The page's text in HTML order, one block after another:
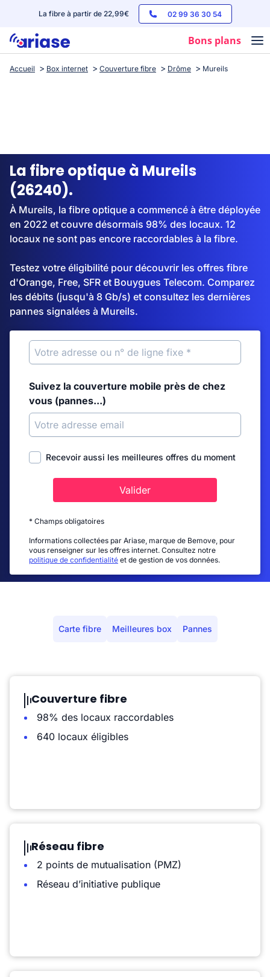
La fibre à partir de 22,99€ 02 99 36 30 54
Bons plans
Box internet
Streaming
Accueil Box internet Couverture fibre Drôme Mureils
La fibre optique à Mureils
(26240).
À Mureils, la fibre optique a commencé à être déployée
en 2022 et couvre désormais 98% des locaux. 12
locaux ne sont pas encore raccordables à la fibre.
Testez votre éligibilité pour découvrir les offres fibre
d'Orange, Free, SFR et Bouygues Telecom. Comparez
les débits (jusqu'à 8 Gb/s) et consultez les dernières
pannes signalées à Mureils.
Suivez la couverture mobile près de chez
vous (pannes...)
Recevoir aussi les meilleures offres du moment
Valider
* Champs obligatoires
Informations collectées par Ariase, marque de Bemove, pour
vous renseigner sur les offres internet. Consultez notre
politique de confidentialité et de gestion de vos données.
Carte fibre Meilleures box Pannes
Couverture fibre
98% des locaux raccordables
640 locaux éligibles
Réseau fibre
2 points de mutualisation (PMZ)
Réseau d’initiative publique